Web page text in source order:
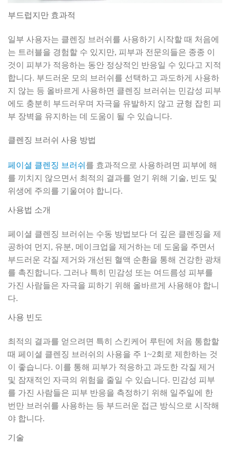
부드럽지만 효과적
일부 사용자는 클렌징 브러쉬를 사용하기 시작할 때 처음에
는 트러블을 경험할 수 있지만, 피부과 전문의들은 종종 이
것이 피부가 적응하는 동안 정상적인 반응일 수 있다고 지적
합니다. 부드러운 모의 브러쉬를 선택하고 과도하게 사용하
지 않는 등 올바르게 사용하면 클렌징 브러쉬는 민감성 피부
에도 충분히 부드러우며 자극을 유발하지 않고 균형 잡힌 피
부 장벽을 유지하는 데 도움이 될 수 있습니다.
클렌징 브러쉬 사용 방법
페이셜 클렌징 브러쉬 를 효과적으로 사용하려면 피부에 해
를 끼치지 않으면서 최적의 결과를 얻기 위해 기술, 빈도 및
위생에 주의를 기울여야 합니다.
사용법 소개
페이셜 클렌징 브러쉬는 수동 방법보다 더 깊은 클렌징을 제
공하여 먼지, 유분, 메이크업을 제거하는 데 도움을 주면서
부드러운 각질 제거와 개선된 혈액 순환을 통해 건강한 광채
를 촉진합니다. 그러나 특히 민감성 또는 여드름성 피부를
가진 사람들은 자극을 피하기 위해 올바르게 사용해야 합니
다.
사용 빈도
최적의 결과를 얻으려면 특히 스킨케어 루틴에 처음 통합할
때 페이셜 클렌징 브러쉬의 사용을 주 1~2회로 제한하는 것
이 좋습니다. 이를 통해 피부가 적응하고 과도한 각질 제거
및 잠재적인 자극의 위험을 줄일 수 있습니다. 민감성 피부
를 가진 사람들은 피부 반응을 측정하기 위해 일주일에 한
번만 브러쉬를 사용하는 등 부드러운 접근 방식으로 시작해
야 합니다.
기술